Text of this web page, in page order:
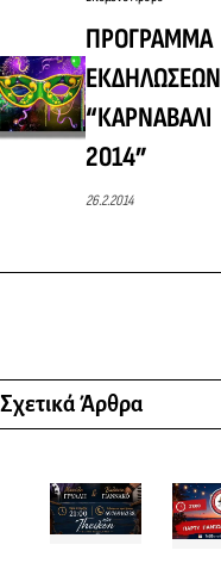
ΠΡΟΓΡΑΜΜΑ
ΕΚΔΗΛΩΣΕΩΝ
“ΚΑΡΝΑΒΑΛΙ
2014”
26.2.2014
Σχετικά Άρθρα